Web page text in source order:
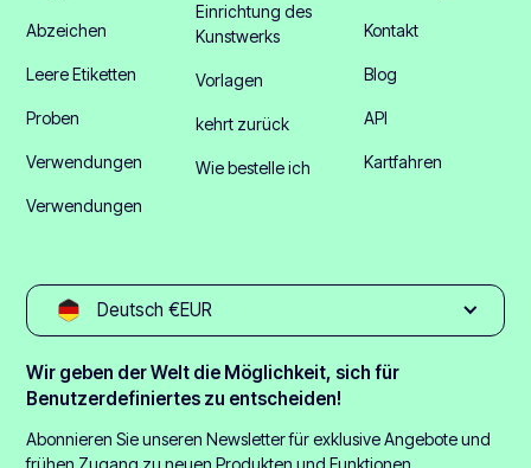
Abzeichen
Leere Etiketten
Proben
Verwendungen
Verwendungen
Einrichtung des
Kunstwerks
Vorlagen
kehrt zurück
Wie bestelle ich
Kontakt
Blog
API
Kartfahren
Deutsch €EUR
Wir geben der Welt die Möglichkeit, sich für
Benutzerdefiniertes zu entscheiden!
Abonnieren Sie unseren Newsletter für exklusive Angebote und
frühen Zugang zu neuen Produkten und Funktionen.